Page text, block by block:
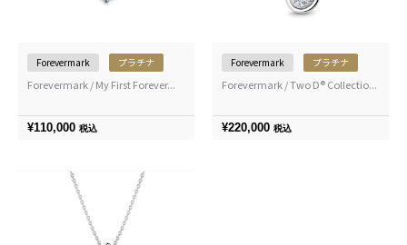
Forevermark プラチナ
Forevermark / My First Forever...
¥110,000 税込
Forevermark プラチナ
Forevermark / Two D® Collectio...
¥220,000 税込